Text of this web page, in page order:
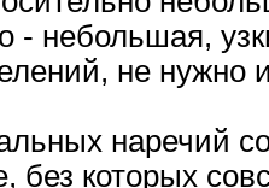
- небольшая,
не нужно
наречий
без которых